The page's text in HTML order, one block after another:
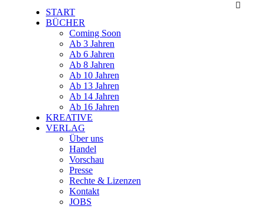

START
BÜCHER
Coming Soon
Ab 3 Jahren
Ab 6 Jahren
Ab 8 Jahren
Ab 10 Jahren
Ab 13 Jahren
Ab 14 Jahren
Ab 16 Jahren
KREATIVE
VERLAG
Über uns
Handel
Vorschau
Presse
Rechte & Lizenzen
Kontakt
JOBS